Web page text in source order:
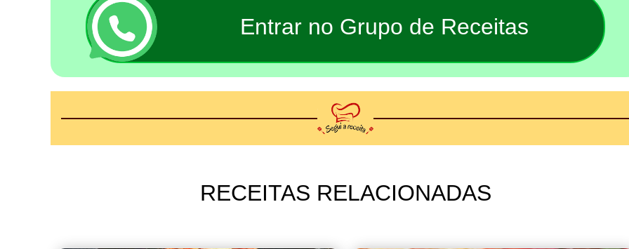
Entrar no Grupo de Receitas
RECEITAS RELACIONADAS